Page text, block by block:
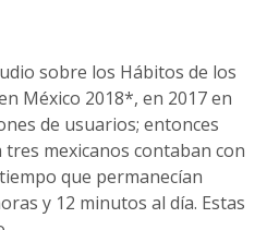
sobre los Hábitos de los
México 2018*, en 2017 en
de usuarios; entonces
tres mexicanos contaban con
que permanecían
y 12 minutos al día. Estas